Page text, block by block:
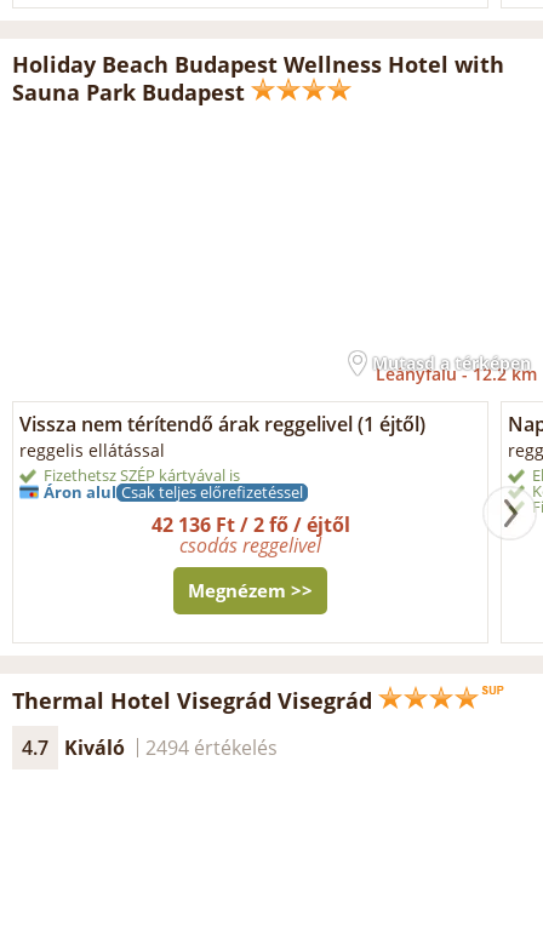
Holiday Beach Budapest Wellness Hotel with
Sauna Park Budapest
Mutasd a térképen
Leányfalu -12.2 km
Vissza nem térítendő árak reggelivel (1 éjtől)
reggelis ellátással
Fizethetsz SZÉP kártyával is
Áron alul Csak teljes előrefizetéssel
42 136 Ft / 2 fő / éjtől
csodás reggelivel
Megnézem >>
Thermal Hotel Visegrád Visegrád
4.7 Kiváló 2494 értékelés